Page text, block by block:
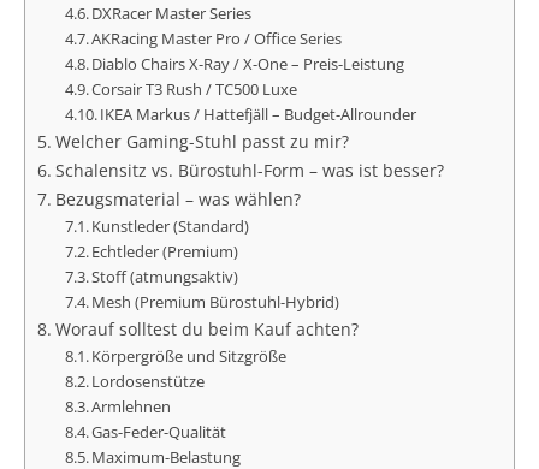
DXRacer Master Series
AKRacing Master Pro / Office Series
Diablo Chairs X-Ray / X-One – Preis-Leistung
Corsair T3 Rush / TC500 Luxe
IKEA Markus / Hattefjäll – Budget-Allrounder
Welcher Gaming-Stuhl passt zu mir?
Schalensitz vs. Bürostuhl-Form – was ist besser?
Bezugsmaterial – was wählen?
Kunstleder (Standard)
Echtleder (Premium)
Stoff (atmungsaktiv)
Mesh (Premium Bürostuhl-Hybrid)
Worauf solltest du beim Kauf achten?
Körpergröße und Sitzgröße
Lordosenstütze
Armlehnen
Gas-Feder-Qualität
Maximum-Belastung